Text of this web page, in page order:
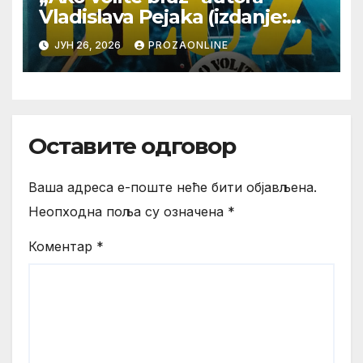
Vladislava Pejaka (izdanje:
Jugoton/Croatia Records
Beograd 2026)
ЈУН 26, 2026 PROZAONLINE
Оставите одговор
Ваша адреса е-поште неће бити објављена.
Неопходна поља су означена *
Коментар *